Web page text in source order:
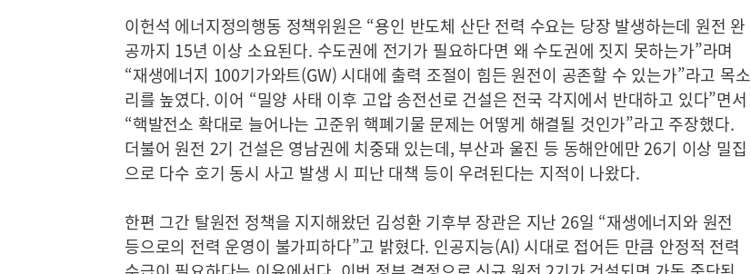
이헌석 에너지정의행동 정책위원은 “용인 반도체 산단 전력 수요는 당장 발생하는데 원전 완
공까지 15년 이상 소요된다. 수도권에 전기가 필요하다면 왜 수도권에 짓지 못하는가”라며
“재생에너지 100기가와트(GW) 시대에 출력 조절이 힘든 원전이 공존할 수 있는가”라고 목소
리를 높였다. 이어 “밀양 사태 이후 고압 송전선로 건설은 전국 각지에서 반대하고 있다”면서
“핵발전소 확대로 늘어나는 고준위 핵폐기물 문제는 어떻게 해결될 것인가”라고 주장했다.
더불어 원전 2기 건설은 영남권에 치중돼 있는데, 부산과 울진 등 동해안에만 26기 이상 밀집
으로 다수 호기 동시 사고 발생 시 피난 대책 등이 우려된다는 지적이 나왔다.
한편 그간 탈원전 정책을 지지해왔던 김성환 기후부 장관은 지난 26일 “재생에너지와 원전
등으로의 전력 운영이 불가피하다”고 밝혔다. 인공지능(AI) 시대로 접어든 만큼 안정적 전력